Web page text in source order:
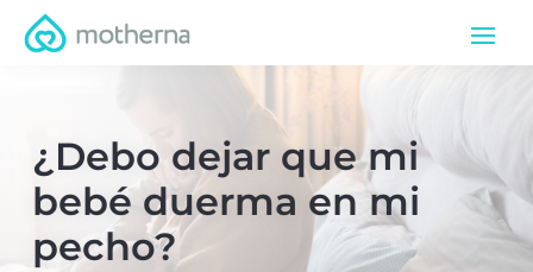
¿Debo dejar que mi
bebé duerma en mi
pecho?